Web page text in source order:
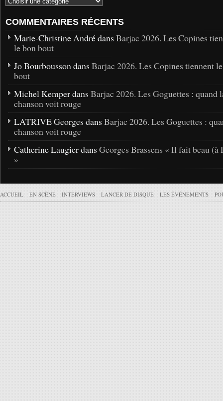
COMMENTAIRES RÉCENTS
Marie-Christine André dans Barjac 2026. Les Copines
le bon bout
Jo Bourbousson dans Barjac 2026. Les Copines tiennent
bout
Michel Kemper dans Barjac 2026. Les Goguettes : quand
chanson voit rouge
LATRIVE Georges dans Barjac 2026. Les Goguettes :
chanson voit rouge
Catherine Laugier dans Georges Brassens « Il fait beau (à
»
ACCUEIL EN SCÈNE INTERVIEWS LANCER DE DISQUE LES ÉVÉNEMENTS